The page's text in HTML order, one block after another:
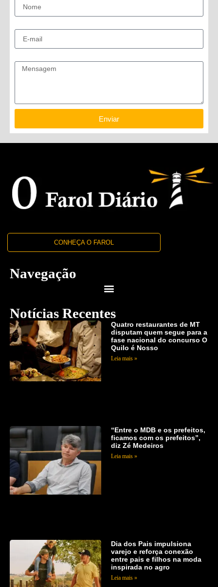
Enviar
CONHEÇA O FAROL
Navegação
Notícias Recentes
Quatro restaurantes de MT
disputam quem segue para a
fase nacional do concurso O
Quilo é Nosso
Leia mais »
“Entre o MDB e os prefeitos,
ficamos com os prefeitos”,
diz Zé Medeiros
Leia mais »
Dia dos Pais impulsiona
varejo e reforça conexão
entre pais e filhos na moda
inspirada no agro
Leia mais »